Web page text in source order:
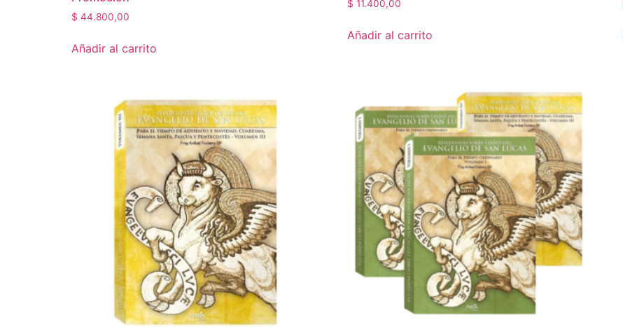
$ 44.800,00
Añadir al carrito
$ 11.400,00
Añadir al carrito